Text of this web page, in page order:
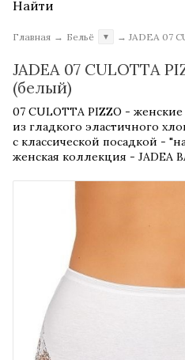
Найти
Главная → Бельё ▼ → JADEA 07
JADEA 07 CULOTTA
(белый)
07 CULOTTA PIZZO -
из гладкого эластичного
с классической посадкой -
женская коллекция - JADEA